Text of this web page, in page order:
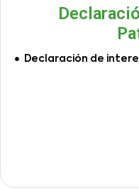
Declaración de